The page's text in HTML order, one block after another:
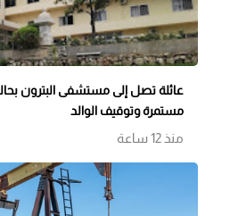
عائلة تصل إلى مستشفى البترون
مستمرة وتوقيف الوالد
منذ 12 ساعة